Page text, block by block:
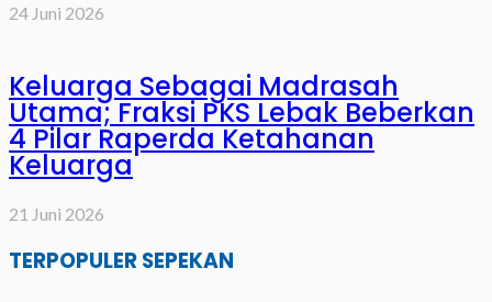
24 Juni 2026
Keluarga Sebagai Madrasah
Utama; Fraksi PKS Lebak Beberkan
4 Pilar Raperda Ketahanan
Keluarga
21 Juni 2026
TERPOPULER SEPEKAN